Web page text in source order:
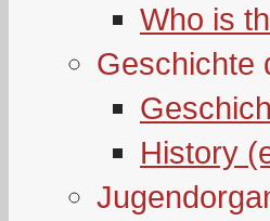
Who is
Geschichte
History